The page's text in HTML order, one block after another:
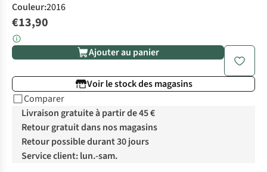
Couleur:2016
€13,90
Ajouter au panier
Voir le stock des magasins
Comparer
Livraison gratuite à partir de 45 €
Retour gratuit dans nos magasins
Retour possible durant 30 jours
Service client: lun.-sam.